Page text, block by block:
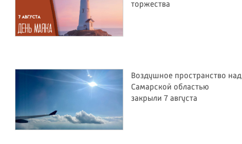
торжества
Воздушное пространство над
Самарской областью
закрыли 7 августа